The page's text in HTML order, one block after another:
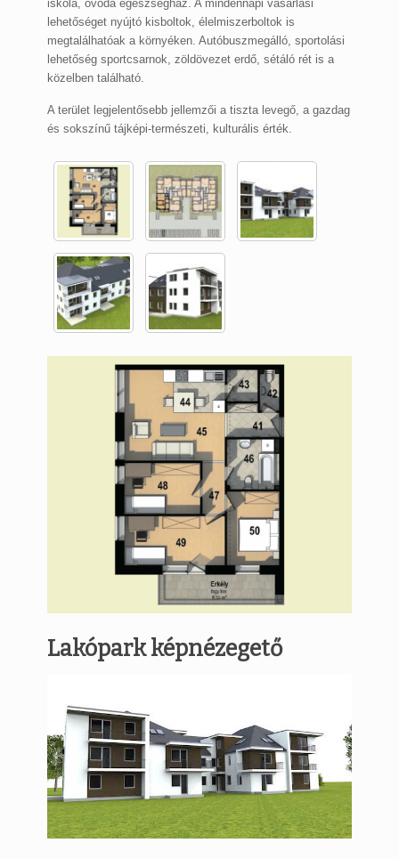
iskola, óvoda egészségház. A mindennapi vásárlási
lehetőséget nyújtó kisboltok, élelmiszerboltok is
megtalálhatóak a környéken. Autóbuszmegálló, sportolási
lehetőség sportcsarnok, zöldövezet erdő, sétáló rét is a
közelben található.
A terület legjelentősebb jellemzői a tiszta levegő, a gazdag
és sokszínű tájképi-természeti, kulturális érték.
Lakópark képnézegető